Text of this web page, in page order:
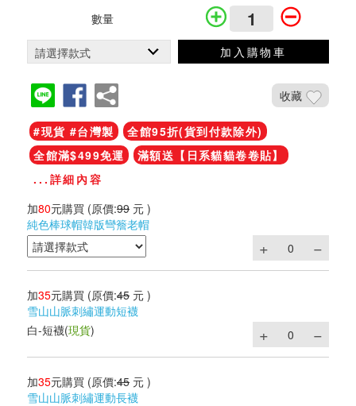
數量
加入購物車
收藏
#現貨 #台灣製
全館95折(貨到付款除外)
全館滿$499免運
滿額送【日系貓貓卷卷貼】
...詳細內容
加80元購買 (原價:99 元 )
純色棒球帽韓版彎簷老帽
加35元購買 (原價:45 元 )
雪山山脈刺繡運動短襪
白-短襪(現貨)
加35元購買 (原價:45 元 )
雪山山脈刺繡運動長襪